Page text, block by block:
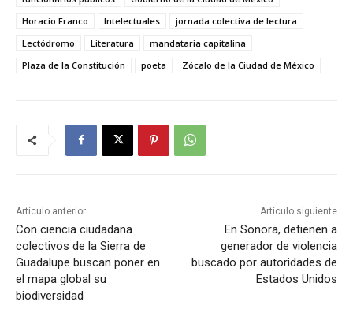
Horacio Franco
Intelectuales
jornada colectiva de lectura
Lectódromo
Literatura
mandataria capitalina
Plaza de la Constitución
poeta Zócalo de la Ciudad de México
Artículo anterior
Con ciencia ciudadana
colectivos de la Sierra de
Guadalupe buscan poner en
el mapa global su
biodiversidad
Artículo siguiente
En Sonora, detienen a
generador de violencia
buscado por autoridades de
Estados Unidos